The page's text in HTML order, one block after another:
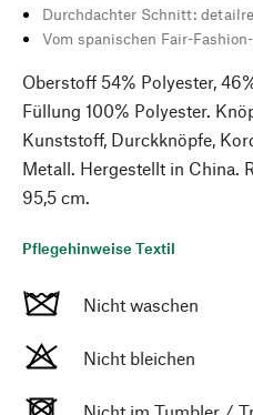
Durchdachter Schnitt:
Vom spanischen Fair-
Oberstoff 54% Polyester,
Füllung 100% Polyester.
Kunststoff, Durckknöpfe,
Metall. Hergestellt in China.
95,5 cm.
Pflegehinweise Textil
Nicht waschen
Nicht bleichen